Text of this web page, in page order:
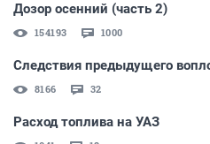
Дозор осенний (часть 2)
154193 1000
Следствия предыдущего
8166 32
Расход топлива на УАЗ